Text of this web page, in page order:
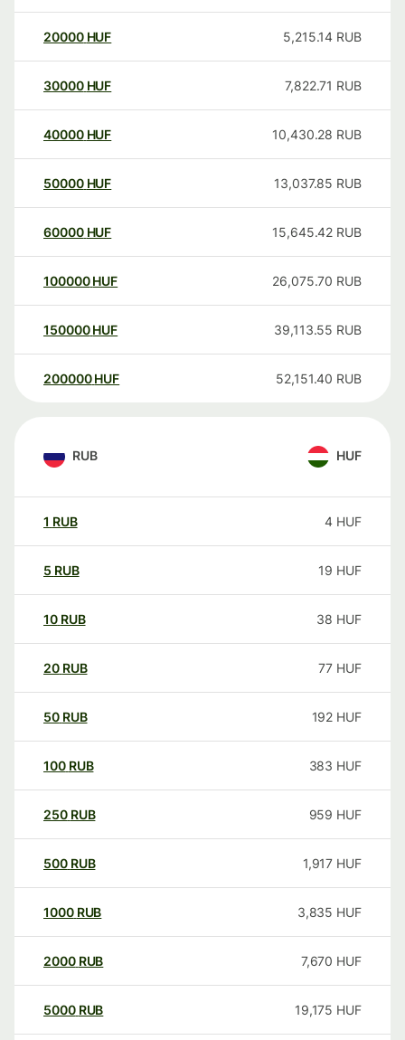
20000 HUF 5,215.14 RUB
30000 HUF 7,822.71 RUB
40000 HUF 10,430.28 RUB
50000 HUF 13,037.85 RUB
60000 HUF 15,645.42 RUB
100000 HUF 26,075.70 RUB
150000 HUF 39,113.55 RUB
200000 HUF 52,151.40 RUB
RUB HUF
1 RUB 4 HUF
5 RUB 19 HUF
10 RUB 38 HUF
20 RUB 77 HUF
50 RUB 192 HUF
100 RUB 383 HUF
250 RUB 959 HUF
500 RUB 1,917 HUF
1000 RUB 3,835 HUF
2000 RUB 7,670 HUF
5000 RUB 19,175 HUF